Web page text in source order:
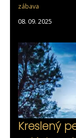
zábava
08. 09. 2025
Kreslený